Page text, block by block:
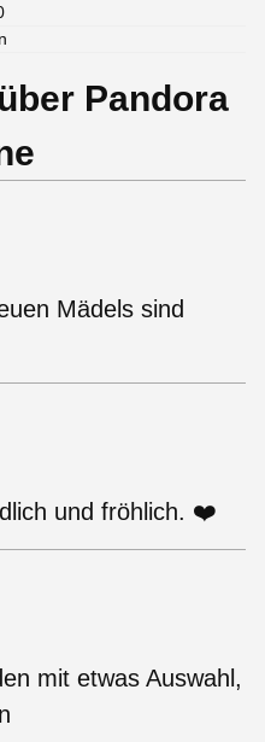
Pandora
Mädels sind
und fröhlich. ❤️
mit etwas Auswahl,